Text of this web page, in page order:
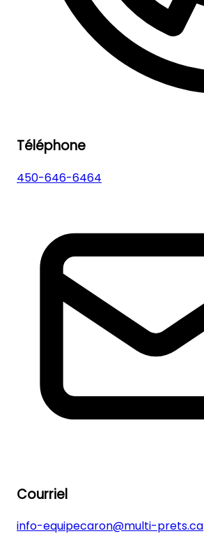
Téléphone
450-646-6464
Courriel
info-equipecaron@multi-prets.ca